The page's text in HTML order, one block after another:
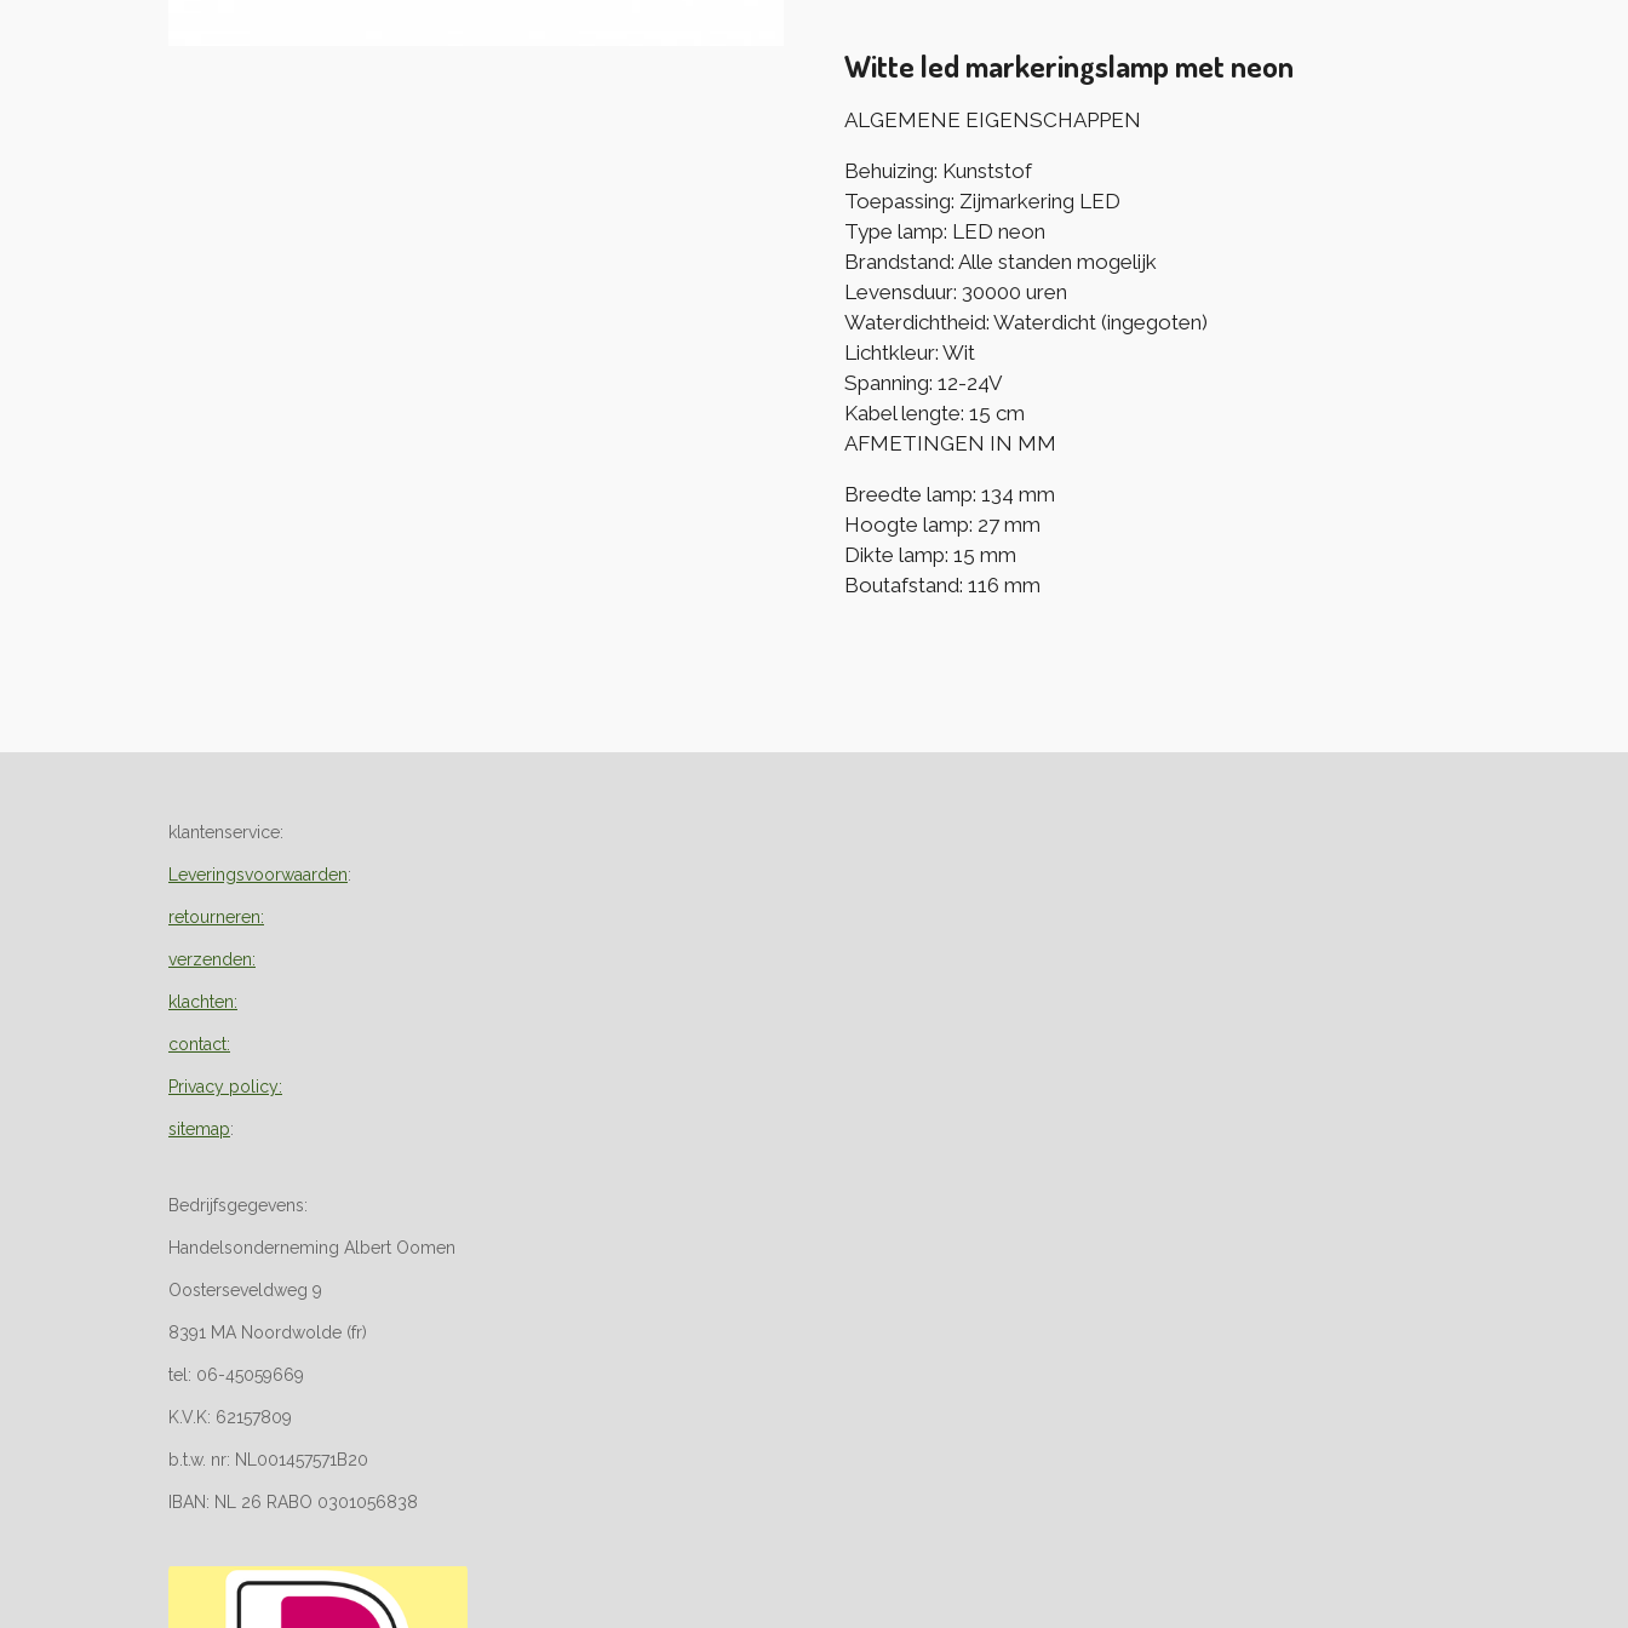
Witte led markeringslamp met neon
ALGEMENE EIGENSCHAPPEN
Behuizing: Kunststof
Toepassing: Zijmarkering LED
Type lamp: LED neon
Brandstand: Alle standen mogelijk
Levensduur: 30000 uren
Waterdichtheid: Waterdicht (ingegoten)
Lichtkleur: Wit
Spanning: 12-24V
Kabel lengte: 15 cm
AFMETINGEN IN MM
Breedte lamp: 134 mm
Hoogte lamp: 27 mm
Dikte lamp: 15 mm
Boutafstand: 116 mm
klantenservice:
Leveringsvoorwaarden:
retourneren:
verzenden:
klachten:
contact:
Privacy policy:
sitemap:
Bedrijfsgegevens:
Handelsonderneming Albert Oomen
Oosterseveldweg 9
8391 MA Noordwolde (fr)
tel: 06-45059669
K.V.K: 62157809
b.t.w. nr: NL001457571B20
IBAN: NL 26 RABO 0301056838